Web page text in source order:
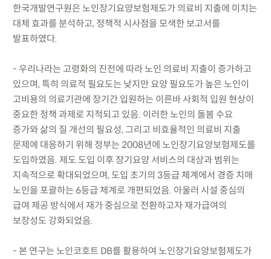
한국개발연구원은 노인장기요양보험제도가 의료비 지출에 미치는
대체 효과를 분석하고, 정책적 시사점을 모색한 보고서를
발표하였다.
- 우리나라는 고령화의 진전에 따라 노인 의료비 지출이 증가하고
있으며, 특히 의료적 필요도는 낮지만 요양 필요도가 높은 노인이
고비용의 의료기관에 장기간 입원하는 이른바 사회적 입원 현상이
중요한 정책 과제로 지적되고 있음. 이러한 노인의 돌봄 수요
증가와 삶의 질 개선의 필요성, 그리고 비효율적인 의료비 지출
문제에 대응하기 위해 정부는 2008년에 노인장기요양보험제도를
도입하였음. 제도 도입 이후 장기요양 서비스의 대상과 범위는
지속적으로 확대되었으며, 도입 초기의 3등급 체계에서 경증 치매
노인을 포괄하는 6등급 체계로 개편되었음. 아울러 시설 중심의
급여 제공 방식에서 재가 중심으로 전환하고자 재가급여의
보장성도 강화되었음.
- 본 연구는 노인코호트 DB를 활용하여 노인장기요양보험제도가